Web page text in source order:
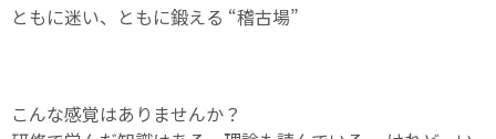
ともに迷い、ともに鍛える “稽古場”
こんな感覚はありませんか？